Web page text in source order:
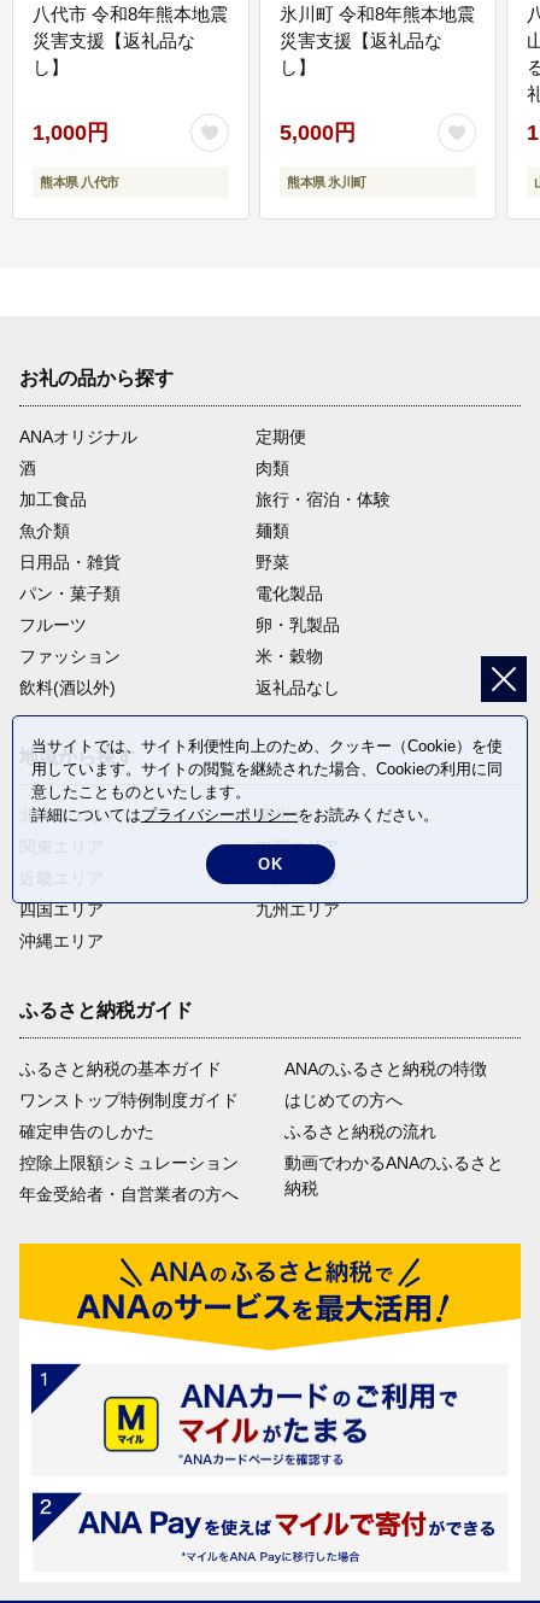
八代市 令和8年熊本地震
災害支援【返礼品な
し】
1,000円
熊本県 八代市
氷川町 令和8年熊本地震
災害支援【返礼品な
し】
5,000円
熊本県 氷川町
お礼の品から探す
ANAオリジナル
定期便
酒
肉類
加工食品
旅行・宿泊・体験
魚介類
麺類
日用品・雑貨
野菜
パン・菓子類
電化製品
フルーツ
卵・乳製品
ファッション
米・穀物
飲料(酒以外)
返礼品なし
地域から探す
北海道エリア
四国エリア
沖縄エリア
東北エリア
中部エリア
中国エリア
九州エリア
ふるさと納税ガイド
ふるさと納税の基本ガイド
ワンストップ特例制度ガイド
確定申告のしかた
控除上限額シミュレーション
年金受給者・自営業者の方へ
ANAのふるさと納税の特徴
はじめての方へ
ふるさと納税の流れ
動画でわかるANAのふるさと
納税
当サイトでは、サイト利便性向上のため、クッキー（Cookie）を使
用しています。サイトの閲覧を継続された場合、Cookieの利用に同
意したことものといたします。
詳細についてはプライバシーポリシーをお読みください。
OK